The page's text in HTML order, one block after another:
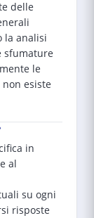
delle
la analisi
sfumature
le
esiste
in
al
su ogni
risposte